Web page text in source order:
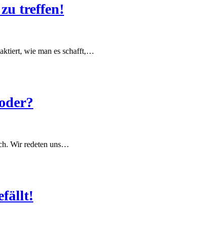
treffen!
wie man es schafft,…
Wir redeten uns…